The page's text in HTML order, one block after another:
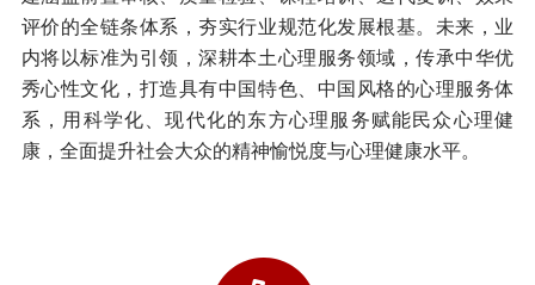
评价的全链条体系，夯实行业规范化发展根基。未来，业
内将以标准为引领，深耕本土心理服务领域，传承中华优
秀心性文化，打造具有中国特色、中国风格的心理服务体
系，用科学化、现代化的东方心理服务赋能民众心理健
康，全面提升社会大众的精神愉悦度与心理健康水平。